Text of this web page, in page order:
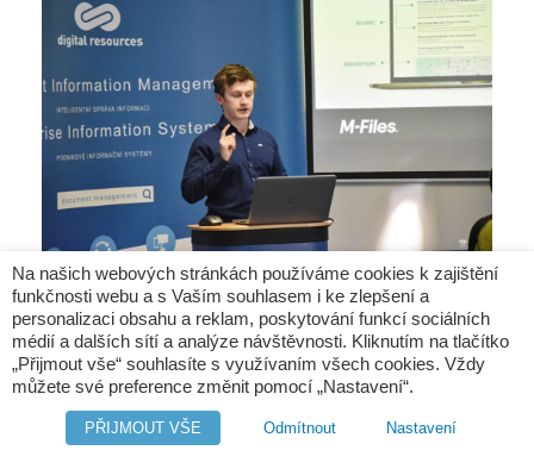
Na našich webových stránkách používáme cookies k zajištění
funkčnosti webu a s Vaším souhlasem i ke zlepšení a
personalizaci obsahu a reklam, poskytování funkcí sociálních
médií a dalších sítí a analýze návštěvnosti. Kliknutím na tlačítko
„Přijmout vše“ souhlasíte s využívaním všech cookies. Vždy
můžete své preference změnit pomocí „Nastavení“.
PŘIJMOUT VŠE Odmítnout Nastavení